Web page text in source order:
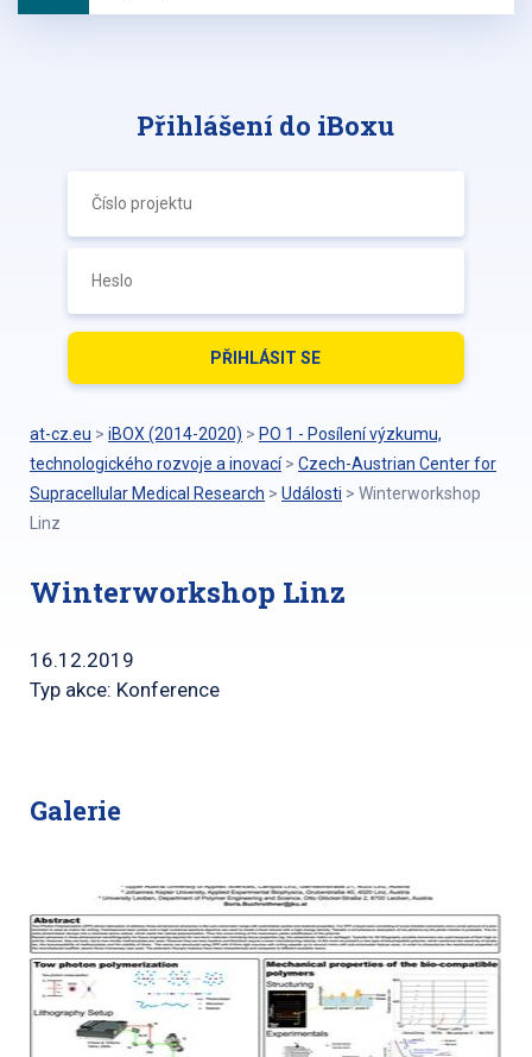
Přihlášení do iBoxu
at-cz.eu > iBOX (2014-2020) > PO 1 - Posílení výzkumu,
technologického rozvoje a inovací > Czech-Austrian Center for
Supracellular Medical Research > Události > Winterworkshop
Linz
Winterworkshop Linz
16.12.2019
Typ akce: Konference
Galerie